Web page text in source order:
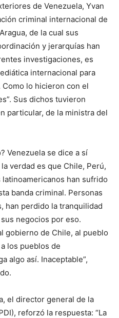
de Venezuela, Yvan
criminal internacional de
de la cual sus
y jerarquías han
investigaciones, es
internacional para
lo hicieron con el
Sus dichos tuvieron
particular, de la ministra del
Venezuela se dice a sí
verdad es que Chile, Perú,
han sufrido
banda criminal. Personas
han perdido la tranquilidad
negocios por eso.
gobierno de Chile, al pueblo
los pueblos de
algo así. Inaceptable”,
el director general de la
reforzó la respuesta: “La